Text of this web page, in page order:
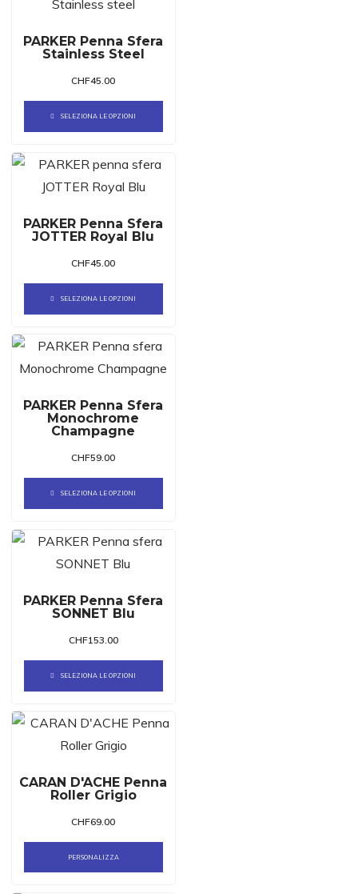
PARKER Penna Sfera
Stainless Steel
CHF45.00
SELEZIONA LE OPZIONI
PARKER Penna Sfera
JOTTER Royal Blu
CHF45.00
SELEZIONA LE OPZIONI
PARKER Penna Sfera
Monochrome
Champagne
CHF59.00
SELEZIONA LE OPZIONI
PARKER Penna Sfera
SONNET Blu
CHF153.00
SELEZIONA LE OPZIONI
CARAN D'ACHE Penna
Roller Grigio
CHF69.00
PERSONALIZZA